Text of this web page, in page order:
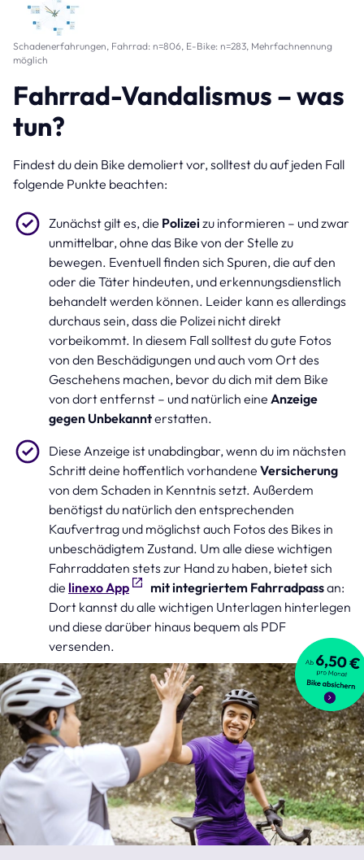
Schadenerfahrungen, Fahrrad: n=806, E-Bike: n=283, Mehrfachnennung
möglich
Fahrrad-Vandalismus – was
tun?
Findest du dein Bike demoliert vor, solltest du auf jeden Fall
folgende Punkte beachten:
Zunächst gilt es, die Polizei zu informieren – und zwar
unmittelbar, ohne das Bike von der Stelle zu
bewegen. Eventuell finden sich Spuren, die auf den
oder die Täter hindeuten, und erkennungsdienstlich
behandelt werden können. Leider kann es allerdings
durchaus sein, dass die Polizei nicht direkt
vorbeikommt. In diesem Fall solltest du gute Fotos
von den Beschädigungen und auch vom Ort des
Geschehens machen, bevor du dich mit dem Bike
von dort entfernst – und natürlich eine Anzeige
gegen Unbekannterstatten.
Diese Anzeige ist unabdingbar, wenn du im nächsten
Schritt deine hoffentlich vorhandene Versicherung
von dem Schaden in Kenntnis setzt. Außerdem
benötigst du natürlich den entsprechenden
Kaufvertrag und möglichst auch Fotos des Bikes in
unbeschädigtem Zustand. Um alle diese wichtigen
Fahrraddaten stets zur Hand zu haben, bietet sich
die linexo App mit integriertem Fahrradpassan:
Dort kannst du alle wichtigen Unterlagen hinterlegen
und diese darüber hinaus bequem als PDF
versenden.